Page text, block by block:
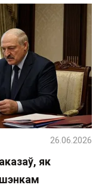
як
26.06.2026